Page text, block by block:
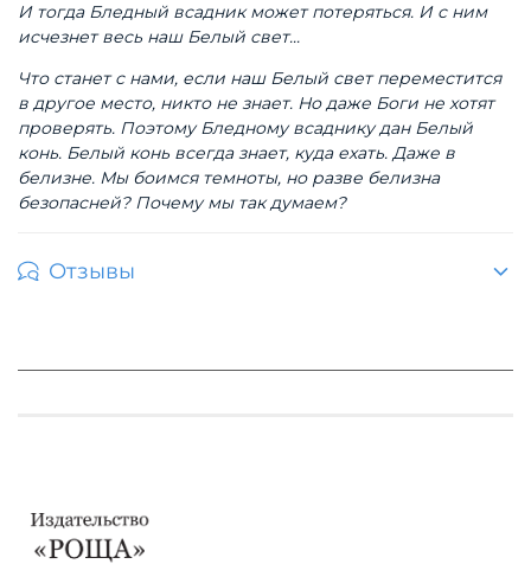
И тогда Бледный всадник может потеряться. И с ним
исчезнет весь наш Белый свет...
Что станет с нами, если наш Белый свет переместится
в другое место, никто не знает. Но даже Боги не хотят
проверять. Поэтому Бледному всаднику дан Белый
конь. Белый конь всегда знает, куда ехать. Даже в
белизне. Мы боимся темноты, но разве белизна
безопасней? Почему мы так думаем?
Отзывы